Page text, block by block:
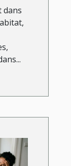
dans